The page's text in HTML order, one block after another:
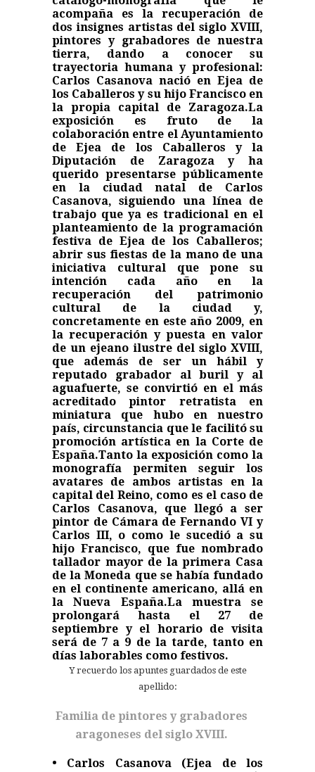
acompaña es la recuperación de
dos insignes artistas del siglo XVIII,
pintores y grabadores de nuestra
tierra, dando a conocer su
trayectoria humana y profesional:
Carlos Casanova nació en Ejea de
los Caballeros y su hijo Francisco en
la propia capital de Zaragoza.La
exposición es fruto de la
colaboración entre el Ayuntamiento
de Ejea de los Caballeros y la
Diputación de Zaragoza y ha
querido presentarse públicamente
en la ciudad natal de Carlos
Casanova, siguiendo una línea de
trabajo que ya es tradicional en el
planteamiento de la programación
festiva de Ejea de los Caballeros;
abrir sus fiestas de la mano de una
iniciativa cultural que pone su
intención cada año en la
recuperación del patrimonio
cultural de la ciudad y,
concretamente en este año 2009, en
la recuperación y puesta en valor
de un ejeano ilustre del siglo XVIII,
que además de ser un hábil y
reputado grabador al buril y al
aguafuerte, se convirtió en el más
acreditado pintor retratista en
miniatura que hubo en nuestro
país, circunstancia que le facilitó su
promoción artística en la Corte de
España.Tanto la exposición como la
monografía permiten seguir los
avatares de ambos artistas en la
capital del Reino, como es el caso de
Carlos Casanova, que llegó a ser
pintor de Cámara de Fernando VI y
Carlos III, o como le sucedió a su
hijo Francisco, que fue nombrado
tallador mayor de la primera Casa
de la Moneda que se había fundado
en el continente americano, allá en
la Nueva España.La muestra se
prolongará hasta el 27 de
septiembre y el horario de visita
será de 7 a 9 de la tarde, tanto en
días laborables como festivos.
Y recuerdo los apuntes guardados de este
apellido:
Familia de pintores y grabadores
aragoneses del siglo XVIII.
• Carlos Casanova (Ejea de los